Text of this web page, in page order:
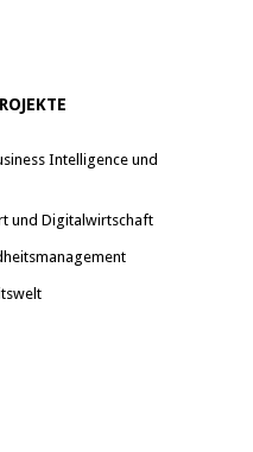
Intelligence und
und Digitalwirtschaft